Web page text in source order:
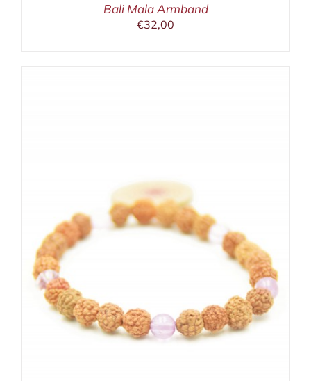
Bali Mala Armband
€32,00